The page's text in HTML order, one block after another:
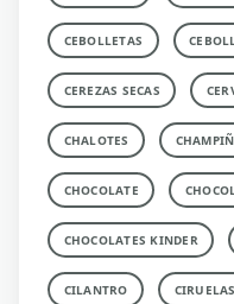
CEBOLLETAS
CEREZAS SECAS
CHALOTES
CHOCOLATE
CHOCOLATES KINDER
CILANTRO CIRUELAS